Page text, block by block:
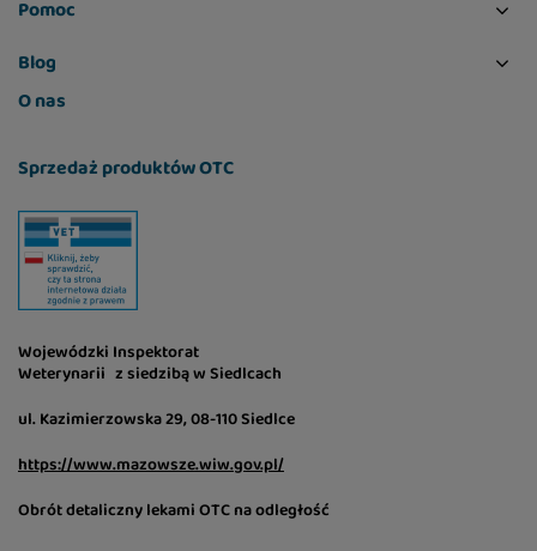
Pomoc
Blog
O nas
Sprzedaż produktów OTC
Wojewódzki Inspektorat
Weterynarii z siedzibą w Siedlcach
ul. Kazimierzowska 29, 08-110 Siedlce
https://www.mazowsze.wiw.gov.pl/
Obrót detaliczny lekami OTC na odległość